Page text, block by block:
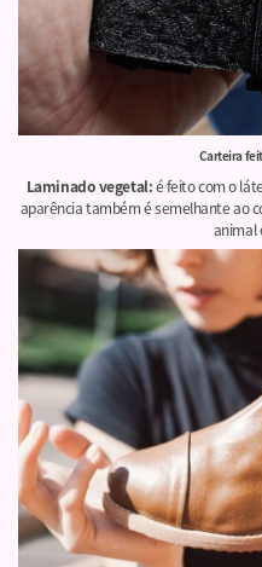
Carteira
Laminado vegetal:é feito com o
aparência também é semelhante ao
animal